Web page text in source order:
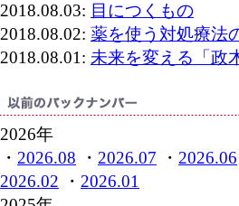
2018.08.03: 目につくもの
2018.08.02: 薬を使う対処療法
2018.08.01: 未来を変える「政
2026年
・ 2026.08 ・ 2026.07 ・ 2026.06
2026.02 ・ 2026.01